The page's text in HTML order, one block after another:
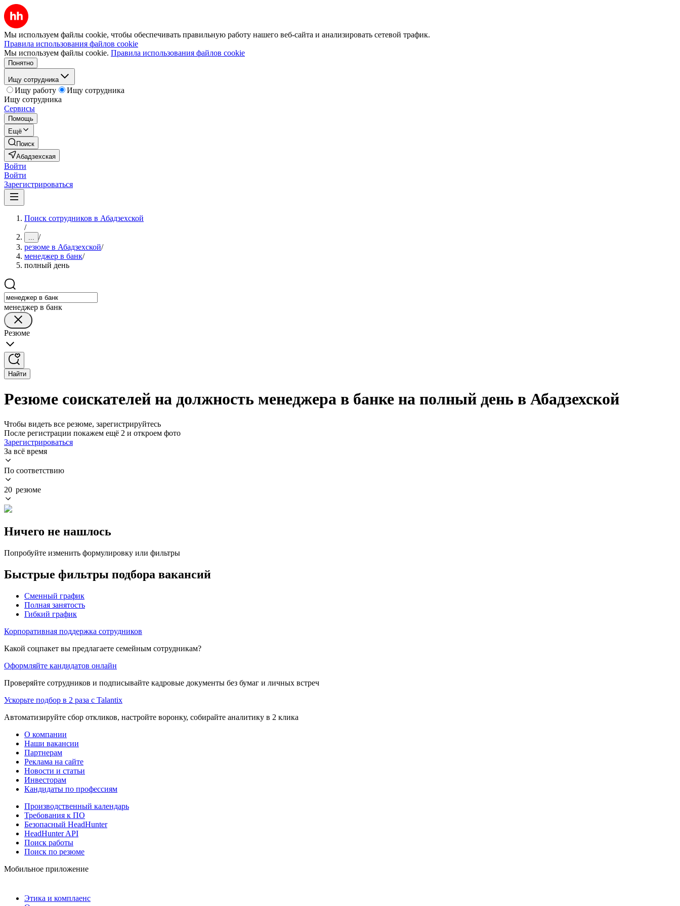
Мы используем файлы cookie, чтобы обеспечивать правильную работу нашего веб-сайта и анализировать сетевой трафик.
Правила использования файлов cookie
Мы используем файлы cookie. Правила использования файлов cookie
Понятно
Ищу сотрудника
Ищу работу
Ищу сотрудника
Ищу сотрудника
Сервисы
Помощь
Ещё
Поиск
Абадзехская
Войти
Войти
Зарегистрироваться
Поиск сотрудников в Абадзехской
/
... /
резюме в Абадзехской/
менеджер в банк/
полный день
менеджер в банк
Резюме
Найти
Резюме соискателей на должность менеджера в банке на полный день в Абадзехской
Чтобы видеть все резюме, зарегистрируйтесь
После регистрации покажем ещё 2 и откроем фото
Зарегистрироваться
За всё время
По соответствию
20 резюме
Ничего не нашлось
Попробуйте изменить формулировку или фильтры
Быстрые фильтры подбора вакансий
Сменный график
Полная занятость
Гибкий график
Корпоративная поддержка сотрудников
Какой соцпакет вы предлагаете семейным сотрудникам?
Оформляйте кандидатов онлайн
Проверяйте сотрудников и подписывайте кадровые документы без бумаг и личных встреч
Ускорьте подбор в 2 раза с Talantix
Автоматизируйте сбор откликов, настройте воронку, собирайте аналитику в 2 клика
О компании
Наши вакансии
Партнерам
Реклама на сайте
Новости и статьи
Инвесторам
Кандидаты по профессиям
Производственный календарь
Требования к ПО
Безопасный HeadHunter
HeadHunter API
Поиск работы
Поиск по резюме
Мобильное приложение
Этика и комплаенс